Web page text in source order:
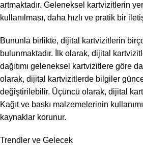
artmaktadır. Geleneksel kartvizitlerin
kullanılması, daha hızlı ve pratik bir
Bununla birlikte, dijital kartvizitlerin
bulunmaktadır. İlk olarak, dijital
dağıtımı geleneksel kartvizitlere göre
olarak, dijital kartvizitlerde bilgiler
değiştirilebilir. Üçüncü olarak, dijital
Kağıt ve baskı malzemelerinin
kaynaklar korunur.
Trendler ve Gelecek